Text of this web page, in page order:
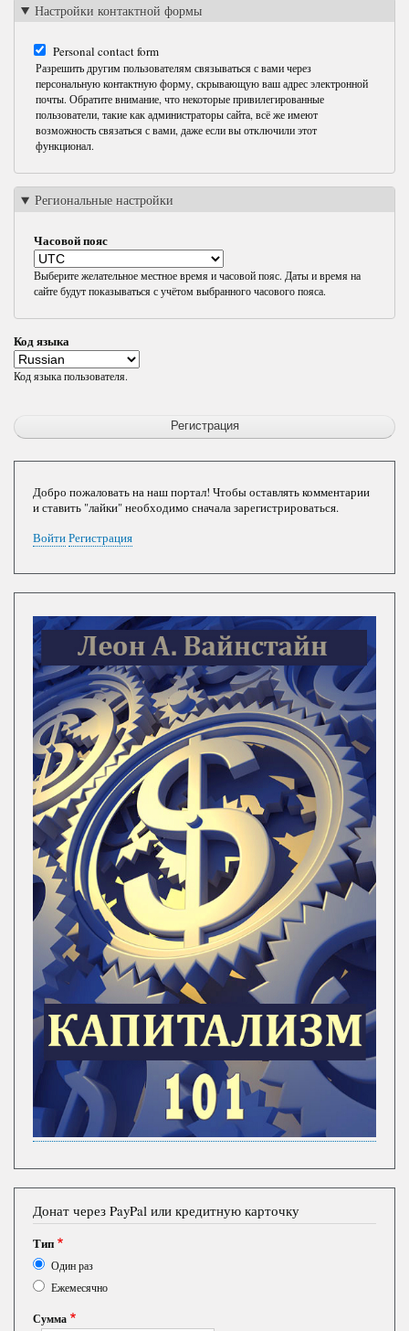
Настройки контактной формы
Personal contact form
Разрешить другим пользователям связываться с вами через
персональную контактную форму, скрывающую ваш адрес электронной
почты. Обратите внимание, что некоторые привилегированные
пользователи, такие как администраторы сайта, всё же имеют
возможность связаться с вами, даже если вы отключили этот
функционал.
Региональные настройки
Часовой пояс
Выберите желательное местное время и часовой пояс. Даты и время на
сайте будут показываться с учётом выбранного часового пояса.
Код языка
Код языка пользователя.
Добро пожаловать на наш портал! Чтобы оставлять комментарии
и ставить "лайки" необходимо сначала зарегистрироваться.
ВойтиРегистрация
Донат через PayPal или кредитную карточку
Тип
Один раз
Ежемесячно
Сумма